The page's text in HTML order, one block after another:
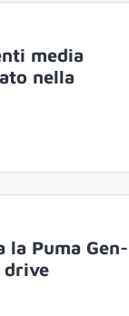
media
nella
la Puma
drive